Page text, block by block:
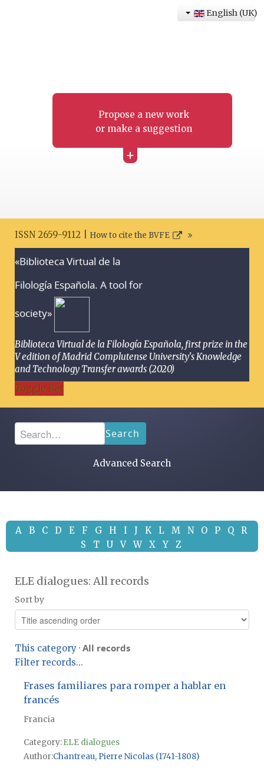
Propose a new work
or make a suggestion
+
English (UK)
ISSN 2659-9112 | How to cite the BVFE
«Biblioteca Virtual de la
Filología Española. A tool for
society»
Biblioteca Virtual de la Filología Española, first prize in the
V edition of Madrid Complutense University's Knowledge
and Technology Transfer awards (2020)
Toggle Bar
Search
Advanced Search
A B C D E F G H I J K L M N O P Q
R
S
T U V W X Y Z
ELE dialogues: All records
Sort by
This category · All records
Filter records...
Frases familiares para romper a hablar en
francés
Francia
Category:ELE dialogues
Author Chantreau, Pierre Nicolas (1741-1808)